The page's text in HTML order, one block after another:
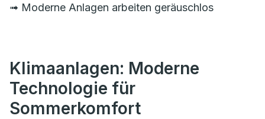
➟ Moderne Anlagen arbeiten geräuschlos
Klimaanlagen: Moderne
Technologie für
Sommerkomfort